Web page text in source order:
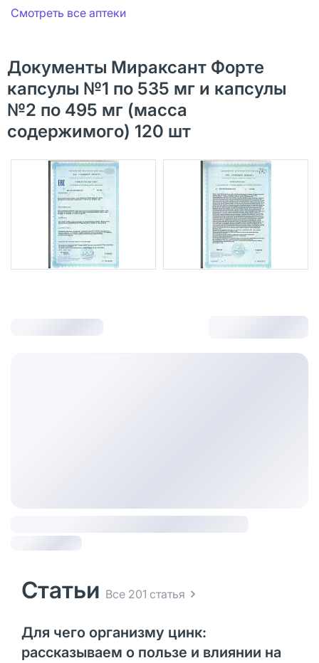
Смотреть все аптеки
Документы Мираксант Форте
капсулы №1 по 535 мг и капсулы
№2 по 495 мг (масса
содержимого) 120 шт
Статьи Все 201 статья
Для чего организму цинк:
рассказываем о пользе и влиянии на